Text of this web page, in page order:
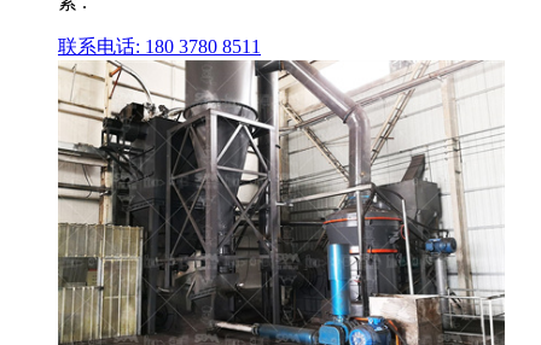
联系电话: 180 3780 8511